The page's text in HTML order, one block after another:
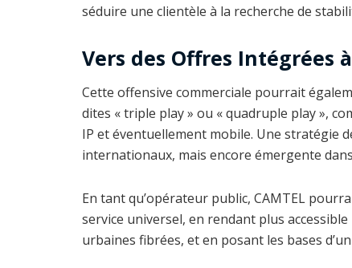
séduire une clientèle à la recherche de
Vers des Offres Intégrées
Cette offensive commerciale pourrait
dites « triple play » ou « quadruple play »,
IP et éventuellement mobile. Une stratégie
internationaux, mais encore émergente
En tant qu’opérateur public, CAMTEL
service universel, en rendant plus
urbaines fibrées, et en posant les bases